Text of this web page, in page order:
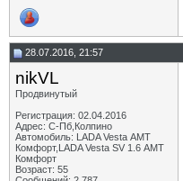
28.07.2016, 21:57
nikVL
Продвинутый
Регистрация: 02.04.2016
Адрес: С-Пб,Колпино
Автомобиль: LADA Vesta АМТ
Комфорт,LADA Vesta SV 1.6 АМТ
Комфорт
Возраст: 55